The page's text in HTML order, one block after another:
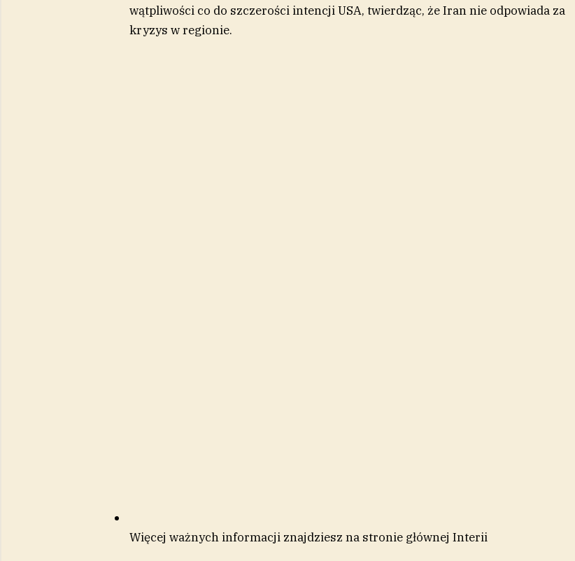
wątpliwości co do szczerości intencji USA, twierdząc, że Iran nie odpowiada za
kryzys w regionie.
Więcej ważnych informacji znajdziesz na stronie głównej Interii